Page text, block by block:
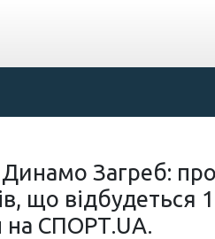
Динамо Загреб:
що відбудеться
на СПОРТ.UA.